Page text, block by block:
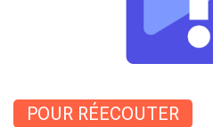
POUR RÉECOUTER